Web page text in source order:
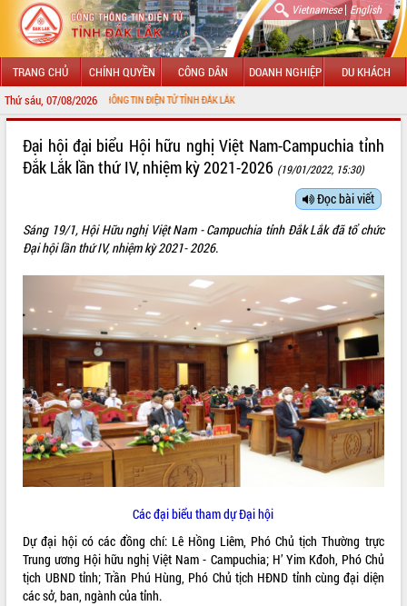
Vietnamese| English
TRANG CHỦ CHÍNH QUYỀN CÔNG DÂN DOANH NGHIỆP DU KHÁCH
Thứ sáu, 07/08/2026
VỚI CỔNG THÔNG TIN ĐIỆN TỬ TỈNH ĐẮK LẮK
LÃNH ĐẠO UBND TỈNH
SỞ, BAN, NGÀNH
UBND CÁC XÃ, PHƯỜNG
THÔNG TIN CHỈ ĐẠO ĐIỀU HÀNH
HỆ THỐNG VĂN BẢN
VĂN BẢN HĐND TỈNH
ĐIỂM TIN VĂN BẢN
QUY HOẠCH - KẾ HOẠCH
Đại hội đại biểu Hội hữu nghị Việt Nam-Campuchia tỉnh
Đắk Lắk lần thứ IV, nhiệm kỳ 2021-2026 (19/01/2022, 15:30)
Đọc bài viết
Sáng 19/1, Hội Hữu nghị Việt Nam - Campuchia tỉnh Đắk Lắk đã tổ chức
Đại hội lần thứ IV, nhiệm kỳ 2021- 2026.
Các đại biểu tham dự Đại hội
Dự đại hội có các đồng chí: Lê Hồng Liêm, Phó Chủ tịch Thường trực
Trung ương Hội hữu nghị Việt Nam - Campuchia; H’ Yim Kđoh, Phó Chủ
tịch UBND tỉnh; Trần Phú Hùng, Phó Chủ tịch HĐND tỉnh cùng đại diện
các sở, ban, ngành của tỉnh.